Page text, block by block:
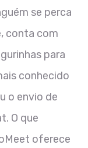
se perca
conta com
para
conhecido
o envio de
O que
oferece